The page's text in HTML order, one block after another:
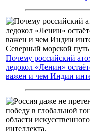
американским войскам
Почему российский
ледокол «Ленин»
важен и чем Индии
Северный морской путь